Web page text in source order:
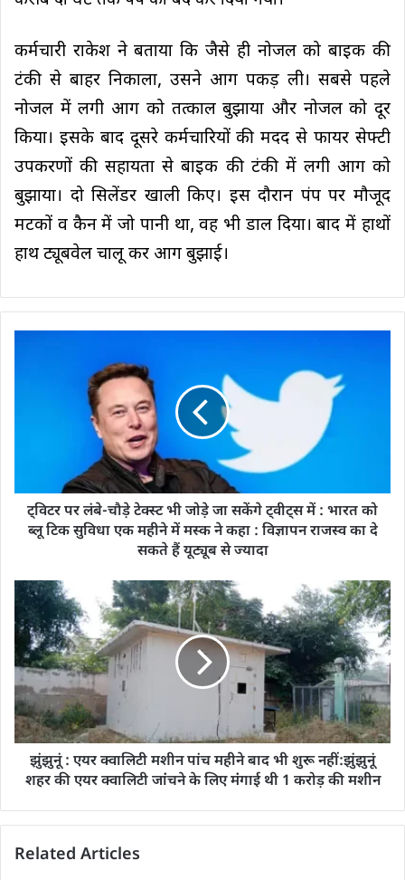
कर्मचारी राकेश ने बताया कि जैसे ही नोजल को बाइक की
टंकी से बाहर निकाला, उसने आग पकड़ ली। सबसे पहले
नोजल में लगी आग को तत्काल बुझाया और नोजल को दूर
किया। इसके बाद दूसरे कर्मचारियों की मदद से फायर सेफ्टी
उपकरणों की सहायता से बाइक की टंकी में लगी आग को
बुझाया। दो सिलेंडर खाली किए। इस दौरान पंप पर मौजूद
मटकों व कैन में जो पानी था, वह भी डाल दिया। बाद में हाथों
हाथ ट्यूबवेल चालू कर आग बुझाई।
ट्विटर पर लंबे-चौड़े टेक्स्ट भी जोड़े जा सकेंगे ट्वीट्स में : भारत को
ब्लू टिक सुविधा एक महीने में मस्क ने कहा : विज्ञापन राजस्व का दे
सकते हैं यूट्यूब से ज्यादा
झुंझुनूं : एयर क्वालिटी मशीन पांच महीने बाद भी शुरू नहीं:झुंझुनूं
शहर की एयर क्वालिटी जांंचने के लिए मंंगाई थी 1 करोड़ की मशीन
Related Articles